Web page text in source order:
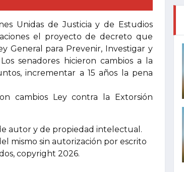
Unidas de Justicia y de Estudios
el proyecto de decreto que
General para Prevenir, Investigar y
senadores hicieron cambios a la
incrementar a 15 años la pena
cambios Ley contra la Extorsión
autor y de propiedad intelectual.
mismo sin autorización por escrito
copyright 2026.